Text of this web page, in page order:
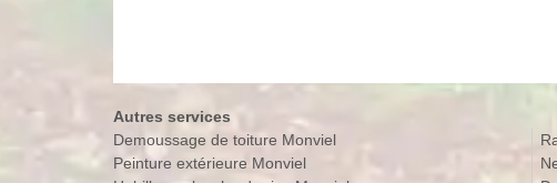
Autres services
Demoussage de toiture Monviel
Peinture extérieure Monviel